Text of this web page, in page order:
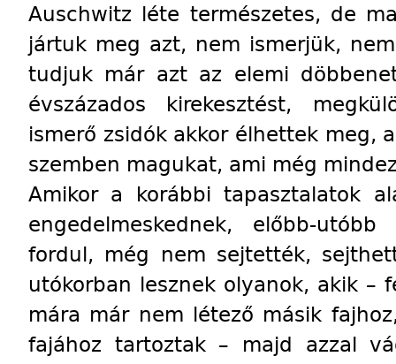
Auschwitz léte természetes, de
jártuk meg azt, nem ismerjük,
tudjuk már azt az elemi
évszázados kirekesztést,
ismerő zsidók akkor élhettek meg,
szemben magukat, ami még
Amikor a korábbi tapasztalatok
engedelmeskednek, előbb-
fordul, még nem sejtették,
utókorban lesznek olyanok, akik –
mára már nem létező másik
fajához tartoztak – majd azzal